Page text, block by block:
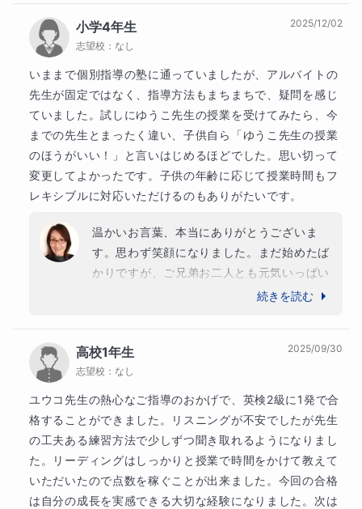
今後の学習の成果にもつながります。毎回、
明るくいろいろな話を英語でしながらの授業
は、私もとても楽しかったです。４月から新
生活楽しみですね。応援しています。
小学4年生
志望校： なし
2025/12/02
いままで個別指導の塾に通っていましたが、アルバイトの
先生が固定ではなく、指導方法もまちまちで、疑問を感じ
ていました。試しにゆうこ先生の授業を受けてみたら、今
までの先生とまったく違い、子供自ら「ゆうこ先生の授業
のほうがいい！」と言いはじめるほどでした。思い切って
変更してよかったです。子供の年齢に応じて授業時間もフ
レキシブルに対応いただけるのもありがたいです。
温かいお言葉、本当にありがとうございま
す。思わず笑顔になりました。まだ始めたば
かりですが、ご兄弟お二人とも元気いっぱい
に英語と日本語を交えてお話ししてくれる姿
それぞれのペースや興味に合わせて、これか
らも柔軟に楽しく学べる時間をつくっていき
たいと思います。ご家庭の大切なお時間をい
ただいていることに感謝しながら、これから
全力でサポートさせていただきますね。まず
はライティングの取り組みを始めていきまし
ょう。お二人の成長が楽しみです！
続きを読む
高校1年生
志望校： なし
2025/09/30
ユウコ先生の熱心なご指導のおかげで、英検2級に1発で合
格することができました。リスニングが不安でしたが先生
の工夫ある練習方法で少しずつ聞き取れるようになりまし
た。リーディングはしっかりと授業で時間をかけて教えて
いただいたので点数を稼ぐことが出来ました。今回の合格
は自分の成長を実感できる大切な経験になりました。次は